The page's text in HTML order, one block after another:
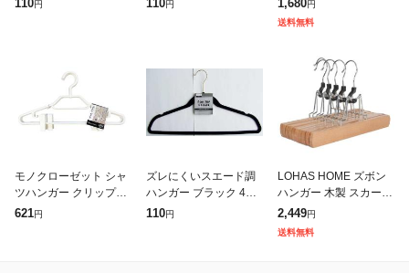
110円 110円
の 収納 衣紋掛け コン
1,680円
送料無料
モノクローゼット シャ
ツハンガー クリップ付
ホワイト 衣類 収納(3本
621円
ズレにくいスエード調
ハンガー ブラック 44c
m (100円ショップ 100
110円
LOHAS HOME ズボン
ハンガー 木製 スカート
跡がつかない ズボン用
ナチュラル色 かつらハ
2,449円
送料無料